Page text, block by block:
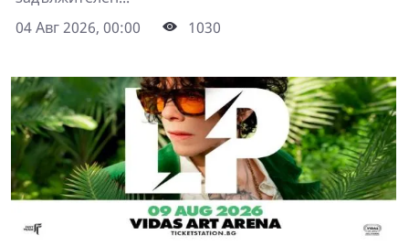
04 Авг 2026, 00:00
1030